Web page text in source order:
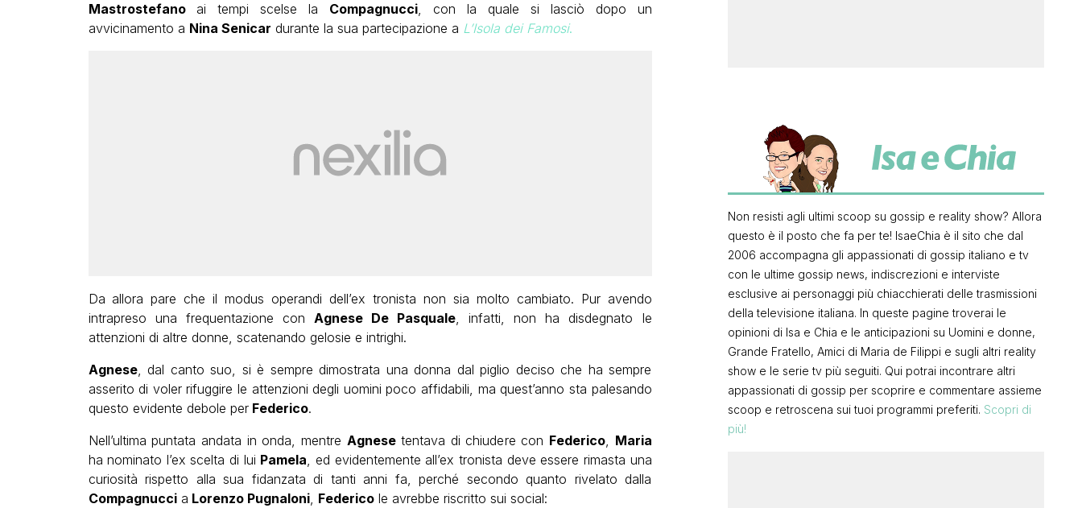
Mastrostefanoai tempi scelse la Compagnucci, con la quale si lasciò dopo un
avvicinamento a Nina Senicar durante la sua partecipazione a L’Isola dei Famosi.
Da allora pare che il modus operandi dell’ex tronista non sia molto cambiato. Pur avendo
intrapreso una frequentazione con Agnese De Pasquale, infatti, non ha disdegnato le
attenzioni di altre donne, scatenando gelosie e intrighi.
Agnese, dal canto suo, si è sempre dimostrata una donna dal piglio deciso che ha sempre
asserito di voler rifuggire le attenzioni degli uomini poco affidabili, ma quest’anno sta palesando
questo evidente debole perFederico.
Nell’ultima puntata andata in onda, mentre Agnesetentava di chiudere con Federico, Maria
ha nominato l’ex scelta di lui Pamela, ed evidentemente all’ex tronista deve essere rimasta una
curiosità rispetto alla sua fidanzata di tanti anni fa, perché secondo quanto rivelato dalla
Compagnuccia Lorenzo Pugnaloni, Federicole avrebbe riscritto sui social:
Non resisti agli ultimi scoop su gossip e reality show? Allora
questo è il posto che fa per te! IsaeChia è il sito che dal
2006 accompagna gli appassionati di gossip italiano e tv
con le ultime gossip news, indiscrezioni e interviste
esclusive ai personaggi più chiacchierati delle trasmissioni
della televisione italiana. In queste pagine troverai le
opinioni di Isa e Chia e le anticipazioni su Uomini e donne,
Grande Fratello, Amici di Maria de Filippi e sugli altri reality
show e le serie tv più seguiti. Qui potrai incontrare altri
appassionati di gossip per scoprire e commentare assieme
scoop e retroscena sui tuoi programmi preferiti. Scopri di
più!